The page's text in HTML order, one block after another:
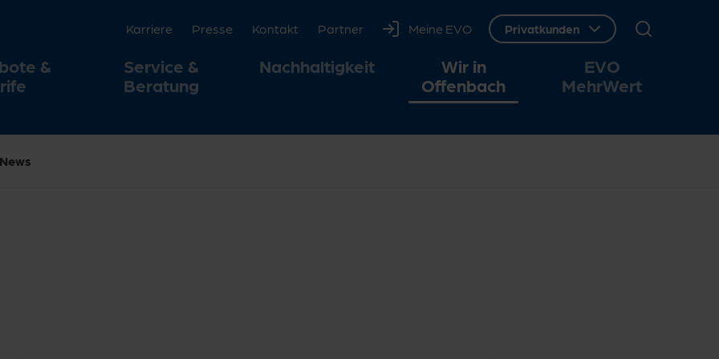
Karriere Presse Kontakt Partner Meine EVO Webseitenbereich wechseln,
Privatkunden
&
Service &
Beratung
Nachhaltigkeit
Wir in
Offenbach
EVO
MehrWert
News